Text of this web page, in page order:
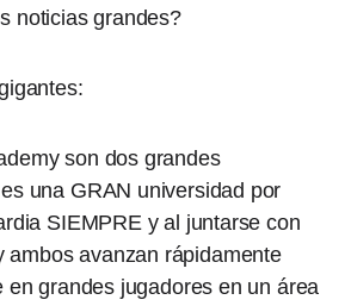
noticias grandes?
son dos grandes
una GRAN universidad por
SIEMPRE y al juntarse con
ambos avanzan rápidamente
en grandes jugadores en un área